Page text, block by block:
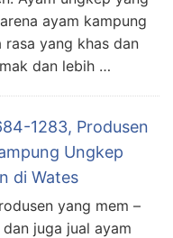
ayam kampung
yang khas dan
dan lebih …
1283, Produsen
Ungkep
di Wates
yang mem –
juga jual ayam